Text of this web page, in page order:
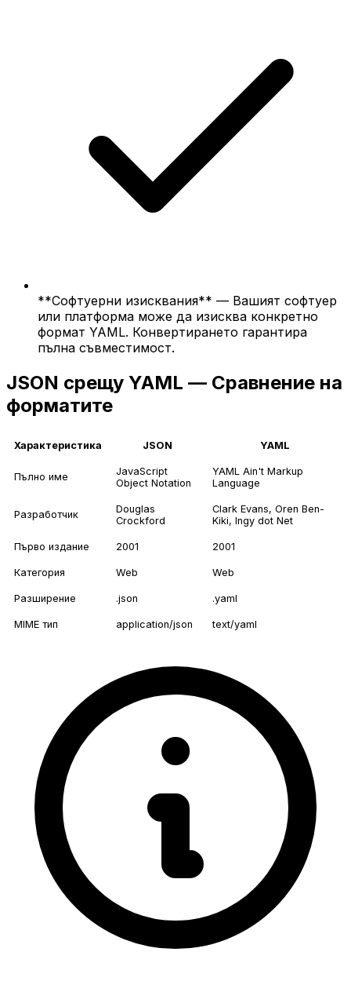
**Софтуерни изисквания** — Вашият софтуер
или платформа може да изисква конкретно
формат YAML. Конвертирането гарантира
пълна съвместимост.
JSON срещу YAML — Сравнение на
форматите
Характеристика JSON YAML
Пълно име
JavaScript
Object Notation
YAML Ain't Markup
Language
Разработчик
Douglas
Crockford
Clark Evans, Oren Ben-
Kiki, Ingy dot Net
Първо издание 2001 2001
Категория Web Web
Разширение .json .yaml
MIME тип application/json text/yaml